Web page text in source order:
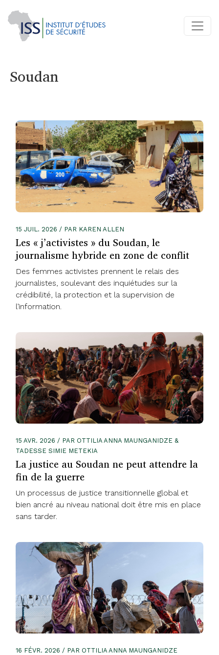
Soudan
15 JUIL. 2026 / PAR KAREN ALLEN
Les « j’activistes » du Soudan, le
journalisme hybride en zone de conflit
Des femmes activistes prennent le relais des
journalistes, soulevant des inquiétudes sur la
crédibilité, la protection et la supervision de
l’information.
15 AVR. 2026 / PAR OTTILIA ANNA MAUNGANIDZE &
TADESSE SIMIE METEKIA
La justice au Soudan ne peut attendre la
fin de la guerre
Un processus de justice transitionnelle global et
bien ancré au niveau national doit être mis en place
sans tarder.
16 FÉVR. 2026 / PAR OTTILIA ANNA MAUNGANIDZE